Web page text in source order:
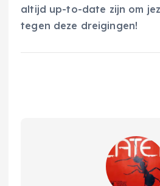
altijd up-to-date zijn om
tegen deze dreigingen!